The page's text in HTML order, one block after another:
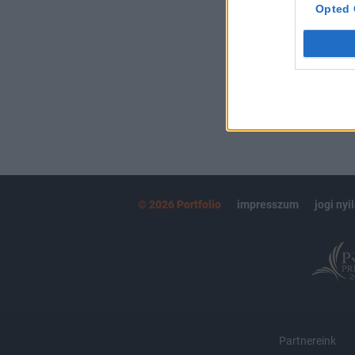
Opted
MÁR
© 2026 Portfolio impresszum jogi
Partnereink